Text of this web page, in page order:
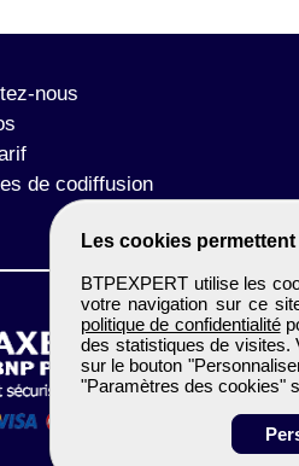
Les cookies
BTPEXPERT utilise les
votre navigation sur ce
politique de confidentialité
des statistiques de visites.
sur le bouton
"Paramètres des cookies"
nous
de codiffusion